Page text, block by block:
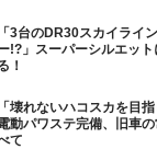
「3台のDR30スカイライ
!?」スーパーシルエッ
！
「壊れないハコスカを目
動パワステ完備、旧車
て